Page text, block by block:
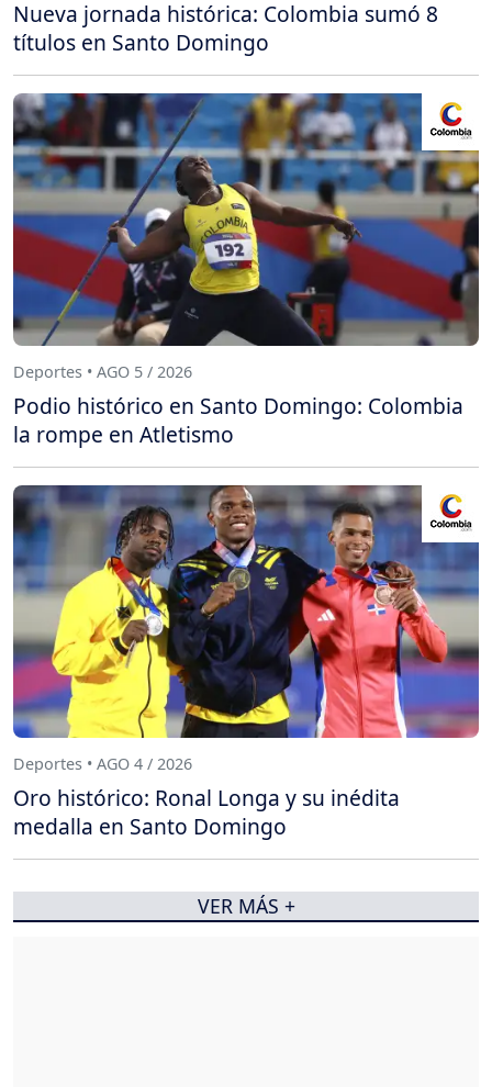
Nueva jornada histórica: Colombia sumó 8
títulos en Santo Domingo
Deportes • AGO 5 / 2026
Podio histórico en Santo Domingo: Colombia
la rompe en Atletismo
Deportes • AGO 4 / 2026
Oro histórico: Ronal Longa y su inédita
medalla en Santo Domingo
VER MÁS +